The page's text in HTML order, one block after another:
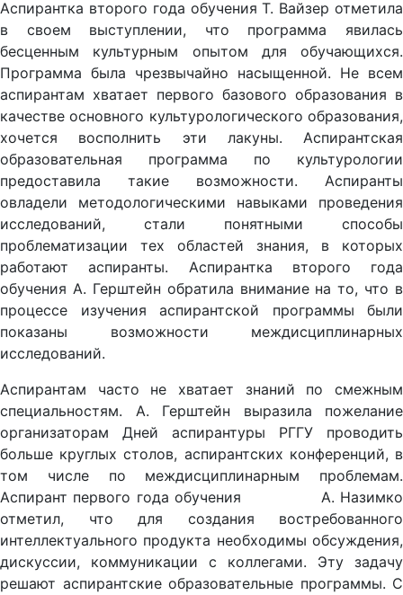
Аспирантка второго года обучения Т. Вайзер отметила
в своем выступлении, что программа явилась
бесценным культурным опытом для обучающихся.
Программа была чрезвычайно насыщенной. Не всем
аспирантам хватает первого базового образования в
качестве основного культурологического образования,
хочется восполнить эти лакуны. Аспирантская
образовательная программа по культурологии
предоставила такие возможности. Аспиранты
овладели методологическими навыками проведения
исследований, стали понятными способы
проблематизации тех областей знания, в которых
работают аспиранты. Аспирантка второго года
обучения А. Герштейн обратила внимание на то, что в
процессе изучения аспирантской программы были
показаны возможности междисциплинарных
исследований.
Аспирантам часто не хватает знаний по смежным
специальностям. А. Герштейн выразила пожелание
организаторам Дней аспирантуры РГГУ проводить
больше круглых столов, аспирантских конференций, в
том числе по междисциплинарным проблемам.
Аспирант первого года обучения А. Назимко
отметил, что для создания востребованного
интеллектуального продукта необходимы обсуждения,
дискуссии, коммуникации с коллегами. Эту задачу
решают аспирантские образовательные программы. С